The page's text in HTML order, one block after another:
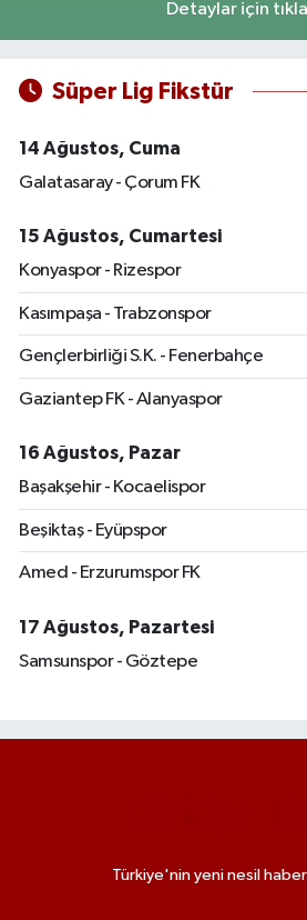
Detaylar için
Süper Lig Fikstür
14 Ağustos, Cuma
Galatasaray - Çorum FK
15 Ağustos, Cumartesi
Konyaspor - Rizespor
Kasımpaşa - Trabzonspor
Gençlerbirliği S.K. - Fenerbahçe
Gaziantep FK - Alanyaspor
16 Ağustos, Pazar
Başakşehir - Kocaelispor
Beşiktaş - Eyüpspor
Amed - Erzurumspor FK
17 Ağustos, Pazartesi
Samsunspor - Göztepe
Türkiye'nin yeni nesil